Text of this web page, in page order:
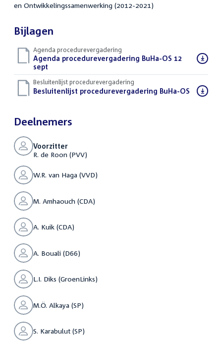
en Ontwikkelingssamenwerking (2012-2021)
Bijlagen
Agenda procedurevergadering
Download
bestand:
Agenda procedurevergadering BuHa-OS 12
sept
Besluitenlijst procedurevergadering
Download
Besluitenlijst procedurevergadering BuHa-OS (PDF)
Deelnemers
Voorzitter
R. de Roon (PVV)
W.R. van Haga (VVD)
M. Amhaouch (CDA)
A. Kuik (CDA)
A. Bouali (D66)
L.I. Diks (GroenLinks)
M.Ö. Alkaya (SP)
S. Karabulut (SP)